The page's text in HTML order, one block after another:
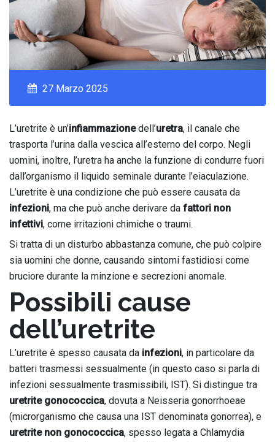
27 Marzo 2025
L’uretrite è un’infiammazionedell’uretra, il canale che
trasporta l’urina dalla vescica all’esterno del corpo. Negli
uomini, inoltre, l’uretra ha anche la funzione di condurre fuori
dall’organismo il liquido seminale durante l’eiaculazione.
L’uretrite è una condizione che può essere causata da
infezioni, ma che può anche derivare da fattori non
infettivi, come irritazioni chimiche o traumi.
Si tratta di un disturbo abbastanza comune, che può colpire
sia uomini che donne, causando sintomi fastidiosi come
bruciore durante la minzione e secrezioni anomale.
Possibili cause
dell’uretrite
L’uretrite è spesso causata da infezioni, in particolare da
batteri trasmessi sessualmente (in questo caso si parla di
infezioni sessualmente trasmissibili, IST). Si distingue tra
uretrite gonococcica, dovuta a Neisseria gonorrhoeae
(microrganismo che causa una IST denominata gonorrea), e
uretrite non gonococcica, spesso legata a Chlamydia